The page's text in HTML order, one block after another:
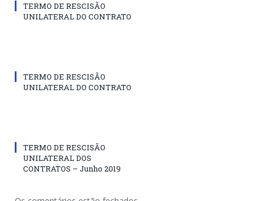
TERMO DE RESCISÃO
UNILATERAL DO CONTRATO
TERMO DE RESCISÃO
UNILATERAL DO CONTRATO
TERMO DE RESCISÃO
UNILATERAL DOS
CONTRATOS – Junho 2019